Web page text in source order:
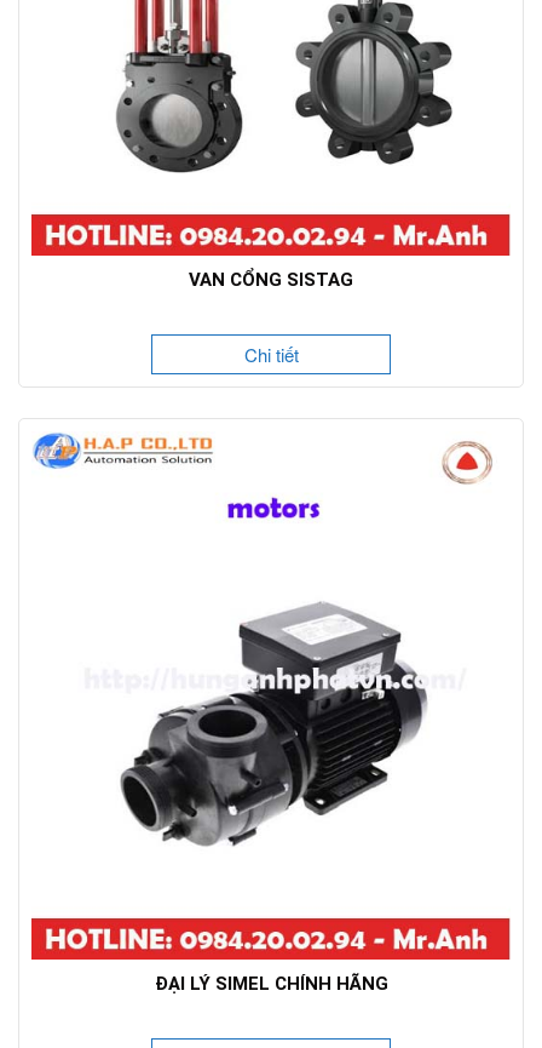
VAN CỔNG SISTAG
Chi tiết
ĐẠI LÝ SIMEL CHÍNH HÃNG